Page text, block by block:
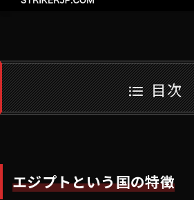
目次
エジプトという国の特徴